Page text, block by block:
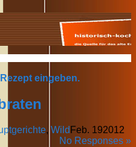
eingeben.
, Wild
No Responses »
Feb. 192012